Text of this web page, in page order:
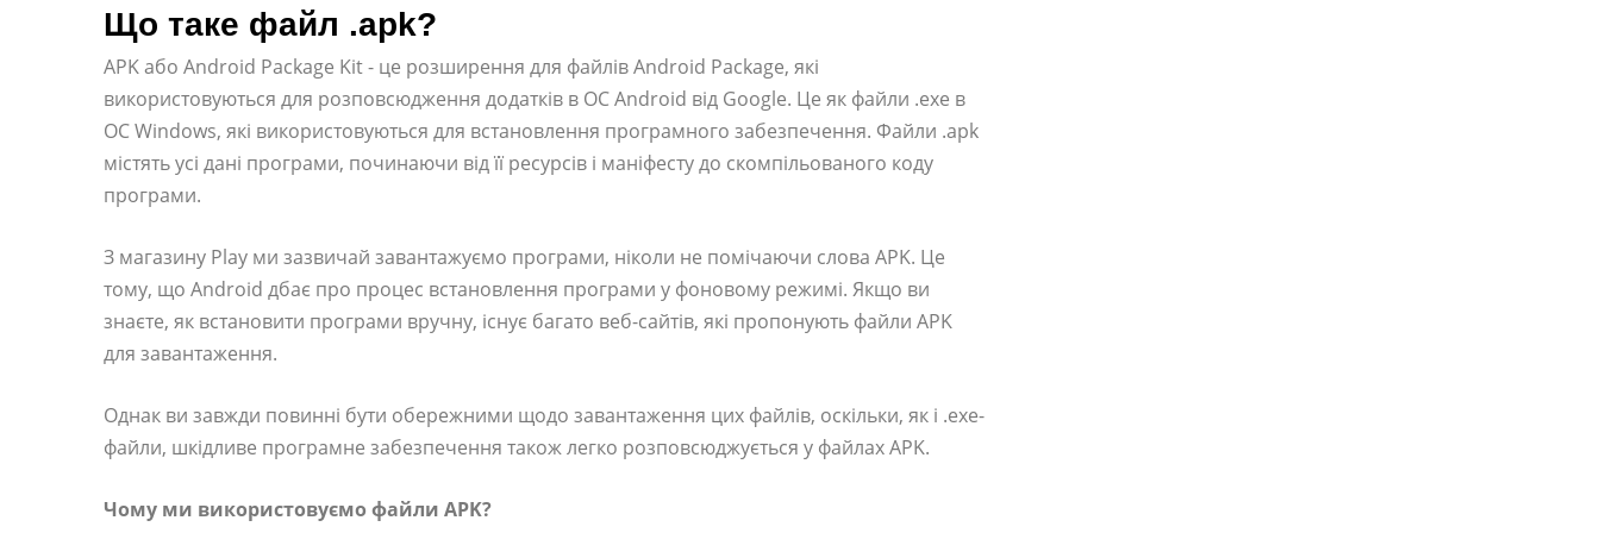
Що таке файл .apk?
APK або Android Package Kit - це розширення для файлів Android Package, які
використовуються для розповсюдження додатків в ОС Android від Google. Це як файли .exe в
ОС Windows, які використовуються для встановлення програмного забезпечення. Файли .apk
містять усі дані програми, починаючи від її ресурсів і маніфесту до скомпільованого коду
програми.
З магазину Play ми зазвичай завантажуємо програми, ніколи не помічаючи слова APK. Це
тому, що Android дбає про процес встановлення програми у фоновому режимі. Якщо ви
знаєте, як встановити програми вручну, існує багато веб-сайтів, які пропонують файли APK
для завантаження.
Однак ви завжди повинні бути обережними щодо завантаження цих файлів, оскільки, як і .exe-
файли, шкідливе програмне забезпечення також легко розповсюджується у файлах APK.
Чому ми використовуємо файли APK?